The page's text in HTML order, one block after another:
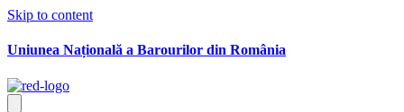
Skip to content
Uniunea Națională a Barourilor din România